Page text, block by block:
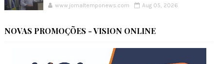
www.jornaltemponews.com Aug 05, 2026
NOVAS PROMOÇÕES - VISION ONLINE